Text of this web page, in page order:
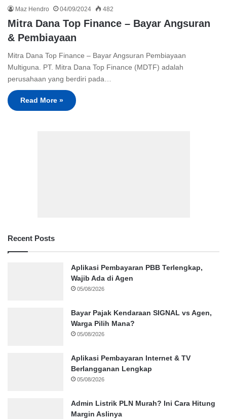
Maz Hendro 04/09/2024 482
Mitra Dana Top Finance – Bayar Angsuran
& Pembiayaan
Mitra Dana Top Finance – Bayar Angsuran Pembiayaan
Multiguna. PT. Mitra Dana Top Finance (MDTF) adalah
perusahaan yang berdiri pada…
Read More »
Recent Posts
Aplikasi Pembayaran PBB Terlengkap,
Wajib Ada di Agen
05/08/2026
Bayar Pajak Kendaraan SIGNAL vs Agen,
Warga Pilih Mana?
05/08/2026
Aplikasi Pembayaran Internet & TV
Berlangganan Lengkap
05/08/2026
Admin Listrik PLN Murah? Ini Cara Hitung
Margin Aslinya